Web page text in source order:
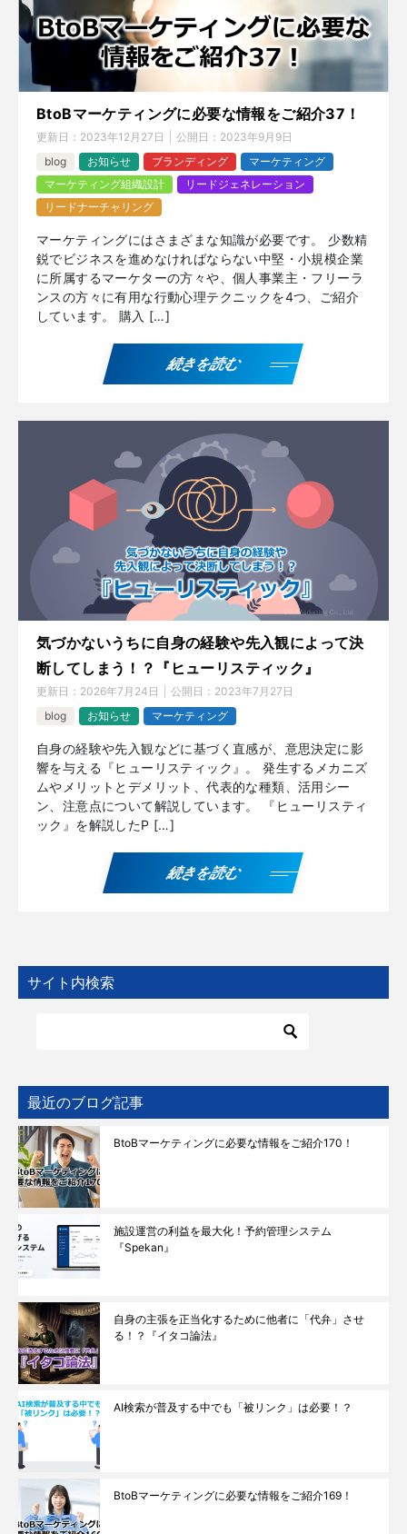
BtoBマーケティングに必要な情報をご紹介37！
更新日： 2023年12月27日 公開日： 2023年9月9日
blog
お知らせ ブランディング
マーケティング
マーケティング組織設計
リードジェネレーション
リードナーチャリング
マーケティングにはさまざまな知識が必要です。 少数精
鋭でビジネスを進めなければならない中堅・小規模企業
に所属するマーケターの方々や、個人事業主・フリーラ
ンスの方々に有用な行動心理テクニックを4つ、ご紹介
しています。 購入 […]
続きを読む
気づかないうちに自身の経験や先入観によって決
断してしまう！？『ヒューリスティック』
更新日： 2026年7月24日 公開日： 2023年7月27日
blog
お知らせ マーケティング
自身の経験や先入観などに基づく直感が、意思決定に影
響を与える『ヒューリスティック』。 発生するメカニズ
ムやメリットとデメリット、代表的な種類、活用シー
ン、注意点について解説しています。 『ヒューリスティ
ック』を解説したP […]
続きを読む
サイト内検索
最近のブログ記事
BtoBマーケティングに必要な情報をご紹介170！
施設運営の利益を最大化！予約管理システム
『Spekan』
自身の主張を正当化するために他者に「代弁」させ
る！？『イタコ論法』
AI検索が普及する中でも「被リンク」は必要！？
BtoBマーケティングに必要な情報をご紹介169！